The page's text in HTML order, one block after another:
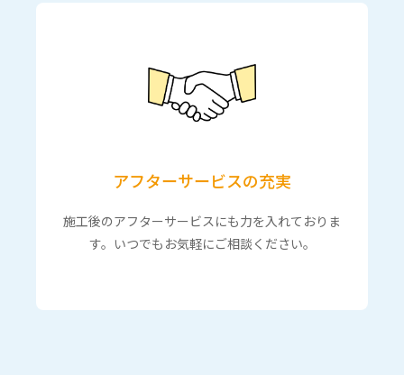
アフターサービスの充実
施工後のアフターサービスにも力を入れておりま
す。いつでもお気軽にご相談ください。